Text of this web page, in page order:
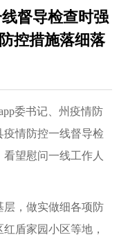
督导检查时强
控措施落细落
委书记、州疫情防
情防控一线督导检
望慰问一线工作人
层，做实做细各项防
盾家园小区等地，